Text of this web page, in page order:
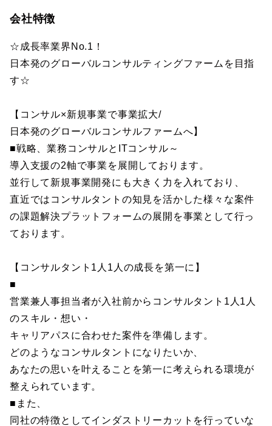
会社特徴
☆成長率業界No.1！
日本発のグローバルコンサルティングファームを目指
す☆
【コンサル×新規事業で事業拡大/
日本発のグローバルコンサルファームへ】
■戦略、業務コンサルとITコンサル～
導入支援の2軸で事業を展開しております。
並行して新規事業開発にも大きく力を入れており、
直近ではコンサルタントの知見を活かした様々な案件
の課題解決プラットフォームの展開を事業として行っ
ております。
【コンサルタント1人1人の成長を第一に】
■
営業兼人事担当者が入社前からコンサルタント1人1人
のスキル・想い・
キャリアパスに合わせた案件を準備します。
どのようなコンサルタントになりたいか、
あなたの思いを叶えることを第一に考えられる環境が
整えられています。
■また、
同社の特徴としてインダストリーカットを行っていな